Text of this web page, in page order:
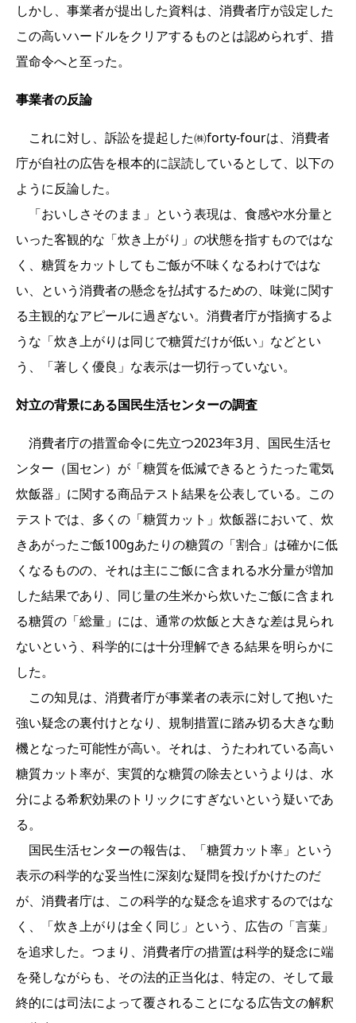
しかし、事業者が提出した資料は、消費者庁が設定した
この高いハードルをクリアするものとは認められず、措
置命令へと至った。
事業者の反論
これに対し、訴訟を提起した㈱forty-fourは、消費者
庁が自社の広告を根本的に誤読しているとして、以下の
ように反論した。
「おいしさそのまま」という表現は、食感や水分量と
いった客観的な「炊き上がり」の状態を指すものではな
く、糖質をカットしてもご飯が不味くなるわけではな
い、という消費者の懸念を払拭するための、味覚に関す
る主観的なアピールに過ぎない。消費者庁が指摘するよ
うな「炊き上がりは同じで糖質だけが低い」などとい
う、「著しく優良」な表示は一切行っていない。
対立の背景にある国民生活センターの調査
消費者庁の措置命令に先立つ2023年3月、国民生活セ
ンター（国セン）が「糖質を低減できるとうたった電気
炊飯器」に関する商品テスト結果を公表している。この
テストでは、多くの「糖質カット」炊飯器において、炊
きあがったご飯100gあたりの糖質の「割合」は確かに低
くなるものの、それは主にご飯に含まれる水分量が増加
した結果であり、同じ量の生米から炊いたご飯に含まれ
る糖質の「総量」には、通常の炊飯と大きな差は見られ
ないという、科学的には十分理解できる結果を明らかに
した。
この知見は、消費者庁が事業者の表示に対して抱いた
強い疑念の裏付けとなり、規制措置に踏み切る大きな動
機となった可能性が高い。それは、うたわれている高い
糖質カット率が、実質的な糖質の除去というよりは、水
分による希釈効果のトリックにすぎないという疑いであ
る。
国民生活センターの報告は、「糖質カット率」という
表示の科学的な妥当性に深刻な疑問を投げかけたのだ
が、消費者庁は、この科学的な疑念を追求するのではな
く、「炊き上がりは全く同じ」という、広告の「言葉」
を追求した。つまり、消費者庁の措置は科学的疑念に端
を発しながらも、その法的正当化は、特定の、そして最
終的には司法によって覆されることになる広告文の解釈